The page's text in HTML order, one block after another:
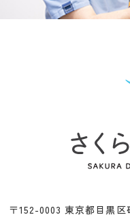
〒152-0003 東京都目黒